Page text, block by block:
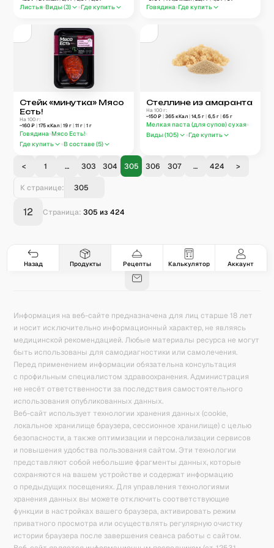
Листья Виды (3) Где купить Говядина Где купить
Стейк «минутка» Мясо
Есть!
На 100 г:
~160 ₽| 175 кКал| 19 г| 11 г| 1 г
Говядина Мясо Есть!
Где купить
В составе (5)
Стеллине из амаранта
На 100 г:
~150 ₽ | 365 кКал | 14,5 г | 6,5 г | 65 г
Мелкая паста (для супов) сухая
Виды (105) Где купить
< 1 … 303 304 305 306 307 … 424 >
К странице:
Страница: 305 из424
12
Назад Продукты Рецепты Калькулятор Аккаунт
Гастро-сеты 8 Рецепты 171 Продукты 5078 42
База знаний Калькулятор калорий
Информация на веб-сайте предназначена для лиц старше 18 лет
и носит исключительно информационный характер, не являясь
медицинской рекомендацией. Любые материалы ресурса не могут
быть использованы для самодиагностики или самолечения.
Перед применением информации обязательна консультация
с профильным специалистом здравоохранения. Администрация
не несёт ответственности за последствия самостоятельного
использования опубликованных данных.
Веб-сайт использует технологии хранения данных (cookie,
локальное хранилище браузера, сессионное хранилище) с целью
безопасности, а также оптимизации и персонализации сервисов
и повышения удобства пользования сайтом. Эти технологии
представляют собой небольшие фрагменты данных, которые
сохраняются на вашем устройстве и содержат информацию
о предыдущих посещениях. Для управления технологиями
хранения данных вы можете отключить соответствующие
функции в настройках вашего браузера, активировать режим
приватного просмотра или осуществлять регулярную очистку
истории браузера после завершения сеанса работы с сайтом.